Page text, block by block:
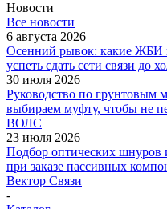
Новости
Все новости
6 августа 2026
Осенний рывок: какие ЖБИ
успеть сдать сети связи до
30 июля 2026
Руководство по
выбираем муфту, чтобы не
ВОЛС
23 июля 2026
Подбор оптических шнуров
при заказе пассивных
Вектор Связи
-